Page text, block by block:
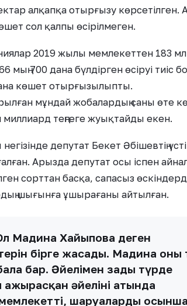
алқапқа отырғызу көрсетілген.
сол қалпы өсірілмеген.
2019 жылы мемлекеттен 183
мың 700 дана бүлдірген өсіруі тиіс
көшет отырғызылыпты.
мұндай жобалардың саны өте
теңгеге жуықтайды екен.
депутат Бекет Әбішевтің
Арызда депутат осы іспен
сорттан басқа, сапасыз
шығынға ұшырағаны айтылған.
Мадина Хайыпова деген
бірге жасады. Мадина оның
бар. Әйелімен заңды түрде
әйелінің атында
шаруаларды